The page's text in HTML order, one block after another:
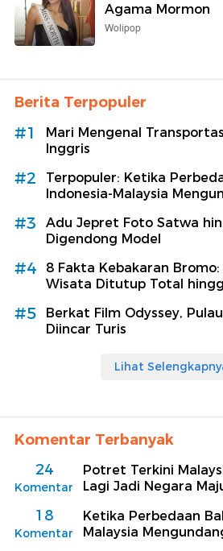
Agama Mormon
Wolipop
Berita Terpopuler
#1
Mari Mengenal
Inggris
#2
Terpopuler: Ketika
Indonesia-Malaysia
#3
Adu Jepret Foto Satwa
Digendong Model
#4
8 Fakta Kebakaran Bromo:
Wisata Ditutup Total
#5
Berkat Film Odyssey,
Diincar Turis
Lihat
Komentar Terbanyak
24
Komentar
Potret Terkini
Lagi Jadi Negara
18
Komentar
Ketika Perbedaan
Malaysia